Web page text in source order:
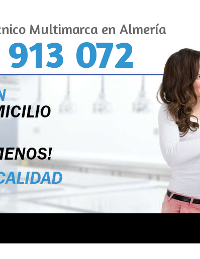
Multimarca en Almería
072